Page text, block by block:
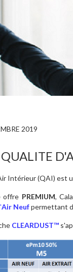
2019
Intérieur (QAI) est
offre PREMIUM,
'Air Neufpermettant
CLEARDUST™